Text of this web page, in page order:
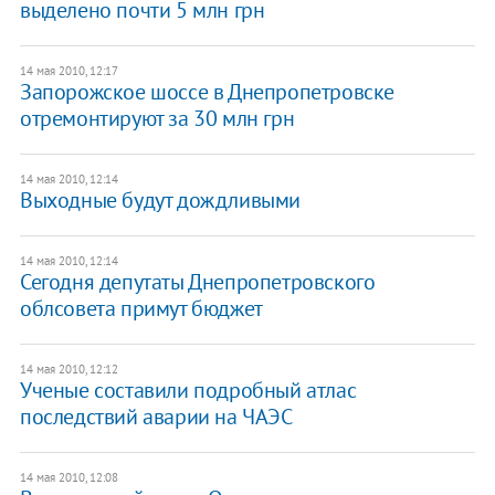
выделено почти 5 млн грн
14 мая 2010, 12:17
Запорожское шоссе в Днепропетровске
отремонтируют за 30 млн грн
14 мая 2010, 12:14
Выходные будут дождливыми
14 мая 2010, 12:14
Сегодня депутаты Днепропетровского
облсовета примут бюджет
14 мая 2010, 12:12
Ученые составили подробный атлас
последствий аварии на ЧАЭС
14 мая 2010, 12:08